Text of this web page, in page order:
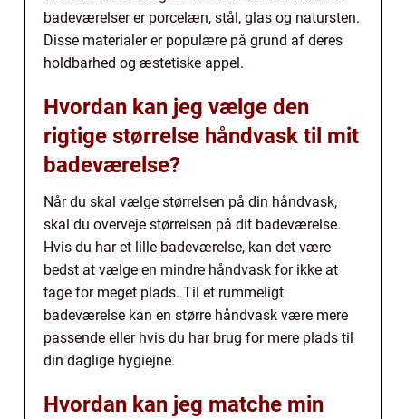
badeværelser er porcelæn, stål, glas og natursten.
Disse materialer er populære på grund af deres
holdbarhed og æstetiske appel.
Hvordan kan jeg vælge den
rigtige størrelse håndvask til mit
badeværelse?
Når du skal vælge størrelsen på din håndvask,
skal du overveje størrelsen på dit badeværelse.
Hvis du har et lille badeværelse, kan det være
bedst at vælge en mindre håndvask for ikke at
tage for meget plads. Til et rummeligt
badeværelse kan en større håndvask være mere
passende eller hvis du har brug for mere plads til
din daglige hygiejne.
Hvordan kan jeg matche min